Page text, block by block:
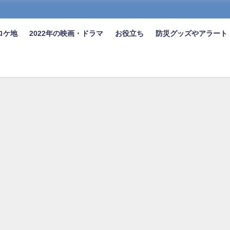
ケ地 2022年の映画・ドラマ お役立ち 防災グッズやアラート